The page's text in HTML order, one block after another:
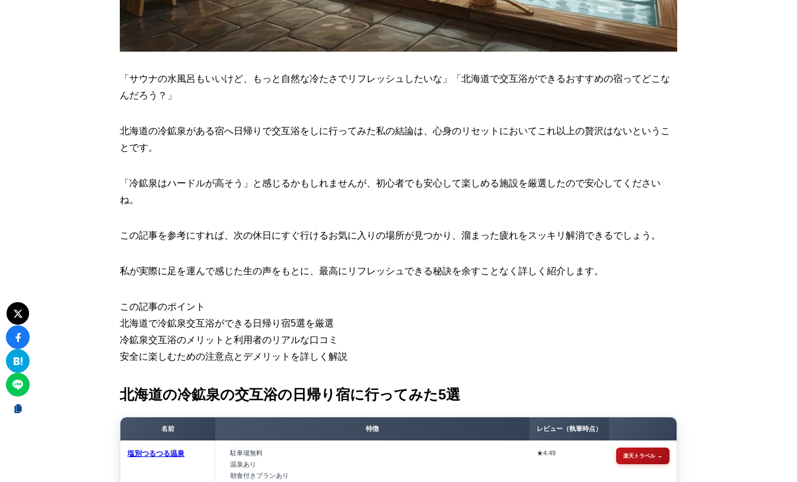
「サウナの水風呂もいいけど、もっと自然な冷たさでリフレッシュしたいな」「北海道で交互浴ができるおすすめの宿ってどこな
んだろう？」
北海道の冷鉱泉がある宿へ日帰りで交互浴をしに行ってみた私の結論は、心身のリセットにおいてこれ以上の贅沢はないというこ
とです。
「冷鉱泉はハードルが高そう」と感じるかもしれませんが、初心者でも安心して楽しめる施設を厳選したので安心してください
ね。
この記事を参考にすれば、次の休日にすぐ行けるお気に入りの場所が見つかり、溜まった疲れをスッキリ解消できるでしょう。
私が実際に足を運んで感じた生の声をもとに、最高にリフレッシュできる秘訣を余すことなく詳しく紹介します。
この記事のポイント
北海道で冷鉱泉交互浴ができる日帰り宿5選を厳選
冷鉱泉交互浴のメリットと利用者のリアルな口コミ
安全に楽しむための注意点とデメリットを詳しく解説
北海道の冷鉱泉の交互浴の日帰り宿に行ってみた5選
名前 特徴 レビュー （執筆時点）
塩別つるつる温泉
駐車場無料
温泉あり
朝食付きプランあり
★4.49 楽天トラベル →